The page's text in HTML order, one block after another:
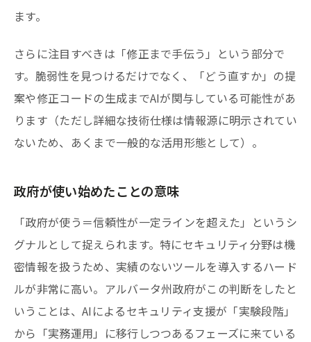
ます。
さらに注目すべきは「修正まで手伝う」という部分で
す。脆弱性を見つけるだけでなく、「どう直すか」の提
案や修正コードの生成までAIが関与している可能性があ
ります（ただし詳細な技術仕様は情報源に明示されてい
ないため、あくまで一般的な活用形態として）。
政府が使い始めたことの意味
「政府が使う＝信頼性が一定ラインを超えた」というシ
グナルとして捉えられます。特にセキュリティ分野は機
密情報を扱うため、実績のないツールを導入するハード
ルが非常に高い。アルバータ州政府がこの判断をしたと
いうことは、AIによるセキュリティ支援が「実験段階」
から「実務運用」に移行しつつあるフェーズに来ている